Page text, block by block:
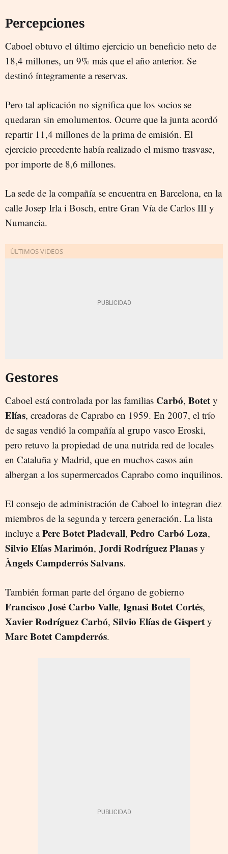
Percepciones
Caboel obtuvo el último ejercicio un beneficio neto de
18,4 millones, un 9% más que el año anterior. Se
destinó íntegramente a reservas.
Pero tal aplicación no significa que los socios se
quedaran sin emolumentos. Ocurre que la junta acordó
repartir 11,4 millones de la prima de emisión. El
ejercicio precedente había realizado el mismo trasvase,
por importe de 8,6 millones.
La sede de la compañía se encuentra en Barcelona, en la
calle Josep Irla i Bosch, entre Gran Vía de Carlos III y
Numancia.
Gestores
Caboel está controlada por las familias Carbó, Botet y
Elías, creadoras de Caprabo en 1959. En 2007, el trío
de sagas vendió la compañía al grupo vasco Eroski,
pero retuvo la propiedad de una nutrida red de locales
en Cataluña y Madrid, que en muchos casos aún
albergan a los supermercados Caprabo como inquilinos.
El consejo de administración de Caboel lo integran diez
miembros de la segunda y tercera generación. La lista
incluye aPere Botet Pladevall, Pedro Carbó Loza,
Silvio Elías Marimón, Jordi Rodríguez Planas y
Àngels Campderrós Salvans.
También forman parte del órgano de gobierno
Francisco José Carbo Valle, Ignasi Botet Cortés,
Xavier Rodríguez Carbó, Silvio Elías de Gispert y
Marc Botet Campderrós.